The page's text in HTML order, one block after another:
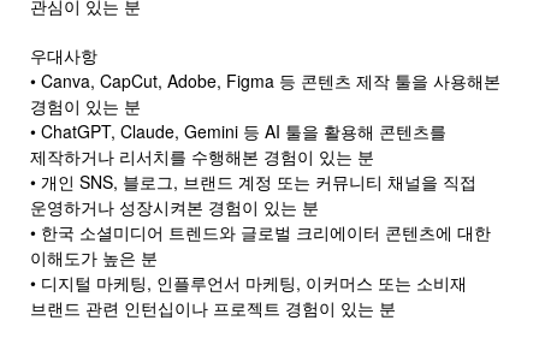
관심이 있는 분
우대사항
• Canva, CapCut, Adobe, Figma 등 콘텐츠 제작 툴을 사용해본
경험이 있는 분
• ChatGPT, Claude, Gemini 등 AI 툴을 활용해 콘텐츠를
제작하거나 리서치를 수행해본 경험이 있는 분
• 개인 SNS, 블로그, 브랜드 계정 또는 커뮤니티 채널을 직접
운영하거나 성장시켜본 경험이 있는 분
• 한국 소셜미디어 트렌드와 글로벌 크리에이터 콘텐츠에 대한
이해도가 높은 분
• 디지털 마케팅, 인플루언서 마케팅, 이커머스 또는 소비재
브랜드 관련 인턴십이나 프로젝트 경험이 있는 분